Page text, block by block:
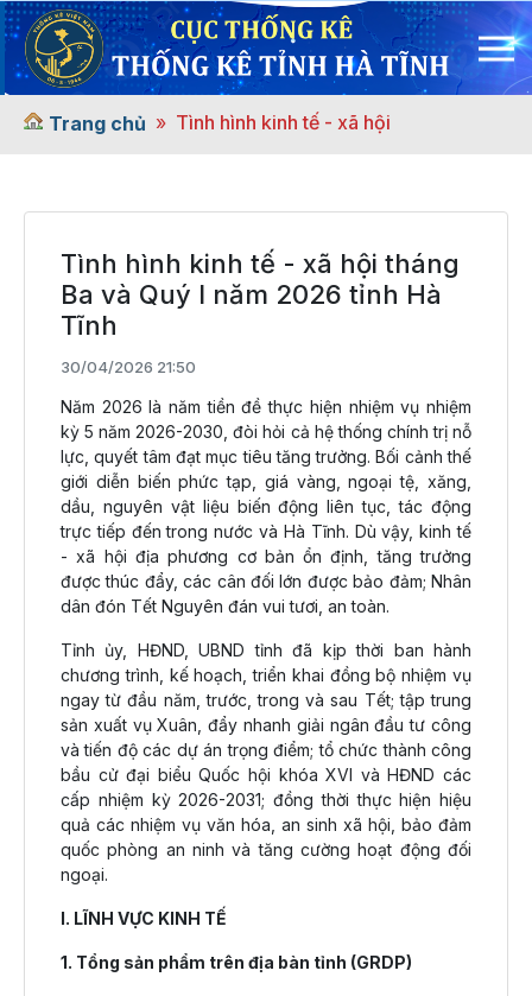
Trang chủ Tình hình kinh tế - xã hội
Tình hình kinh tế - xã hội tháng
Ba và Quý I năm 2026 tỉnh Hà
Tĩnh
30/04/2026 21:50
Năm 2026 là năm tiền đề thực hiện nhiệm vụ nhiệm
kỳ 5 năm 2026-2030, đòi hỏi cả hệ thống chính trị nỗ
lực, quyết tâm đạt mục tiêu tăng trưởng. Bối cảnh thế
giới diễn biến phức tạp, giá vàng, ngoại tệ, xăng,
dầu, nguyên vật liệu biến động liên tục, tác động
trực tiếp đến trong nước và Hà Tĩnh. Dù vậy, kinh tế
- xã hội địa phương cơ bản ổn định, tăng trưởng
được thúc đẩy, các cân đối lớn được bảo đảm; Nhân
dân đón Tết Nguyên đán vui tươi, an toàn.
Tỉnh ủy, HĐND, UBND tỉnh đã kịp thời ban hành
chương trình, kế hoạch, triển khai đồng bộ nhiệm vụ
ngay từ đầu năm, trước, trong và sau Tết; tập trung
sản xuất vụ Xuân, đẩy nhanh giải ngân đầu tư công
và tiến độ các dự án trọng điểm; tổ chức thành công
bầu cử đại biểu Quốc hội khóa XVI và HĐND các
cấp nhiệm kỳ 2026-2031; đồng thời thực hiện hiệu
quả các nhiệm vụ văn hóa, an sinh xã hội, bảo đảm
quốc phòng an ninh và tăng cường hoạt động đối
ngoại.
I. LĨNH VỰC KINH TẾ
1. Tổng sản phẩm trên địa bàn tỉnh (GRDP)